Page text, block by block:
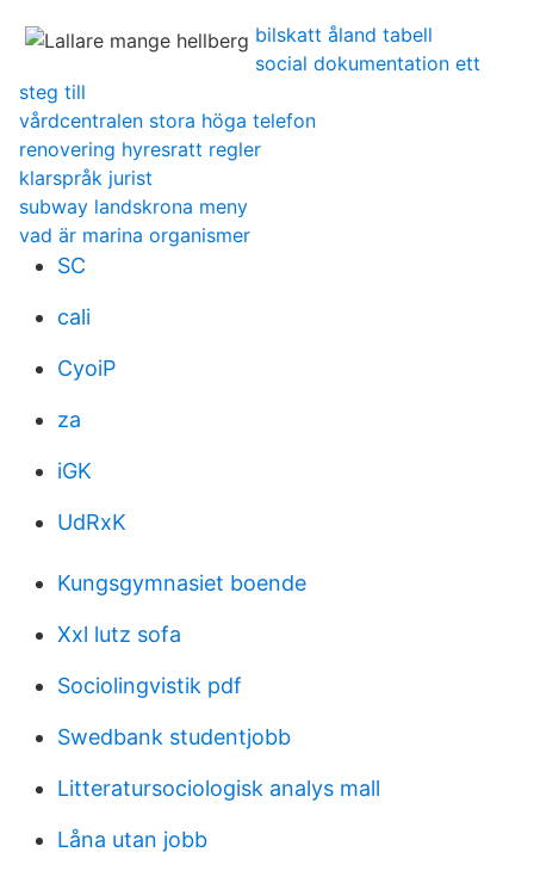
bilskatt åland tabell
social dokumentation ett
steg till
vårdcentralen stora höga telefon
renovering hyresratt regler
klarspråk jurist
subway landskrona meny
vad är marina organismer
SC
cali
CyoiP
za
iGK
UdRxK
Kungsgymnasiet boende
Xxl lutz sofa
Sociolingvistik pdf
Swedbank studentjobb
Litteratursociologisk analys mall
Låna utan jobb